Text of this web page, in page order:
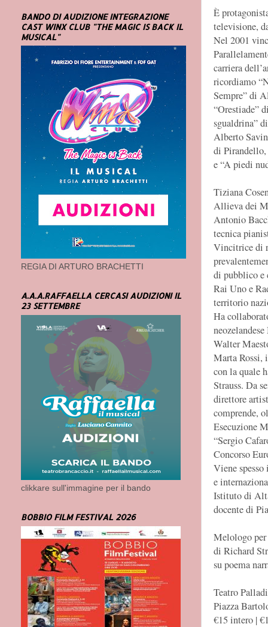
È
televisione,
Nel 2001
carriera
ricordiamo
Sempre” di
“Orestiade”
sgualdrina”
Alberto
di Pirandello,
e “A piedi
Tiziana
Allieva dei
Antonio
tecnica
Vincitrice di
di pubblico e
Rai Uno e
territorio
Ha
Walter
Marta Rossi,
con la quale
Strauss. Da
direttore
comprende,
Esecuzione
“Sergio
Concorso
Viene
e
Istituto di
docente di
Melologo per
di Richard
su poema
Teatro
Piazza
€15 intero |
BANDO DI AUDIZIONE INTEGRAZIONE
CAST WINX CLUB "THE MAGIC IS BACK IL
MUSICAL"
REGIA DI ARTURO BRACHETTI
A.A.A.RAFFAELLA CERCASI AUDIZIONI IL
23 SETTEMBRE
clikkare sull'immagine per il bando
BOBBIO FILM FESTIVAL 2026